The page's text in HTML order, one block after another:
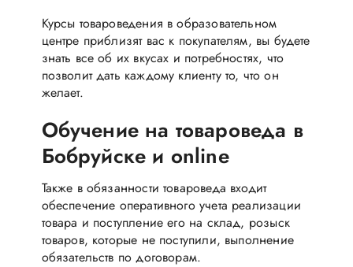
Курсы товароведения в образовательном
центре приблизят вас к покупателям, вы будете
знать все об их вкусах и потребностях, что
позволит дать каждому клиенту то, что он
желает.
Обучение на товароведа в
Бобруйске и online
Также в обязанности товароведа входит
обеспечение оперативного учета реализации
товара и поступление его на склад, розыск
товаров, которые не поступили, выполнение
обязательств по договорам.